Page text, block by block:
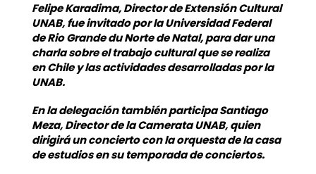
Felipe Karadima, Director de Extensión Cultural
UNAB, fue invitado por la Universidad Federal
de Rio Grande du Norte de Natal, para dar una
charla sobre el trabajo cultural que se realiza
en Chile y las actividades desarrolladas por la
UNAB.
En la delegación también participa Santiago
Meza, Director de la Camerata UNAB, quien
dirigirá un concierto con la orquesta de la casa
de estudios en su temporada de conciertos.